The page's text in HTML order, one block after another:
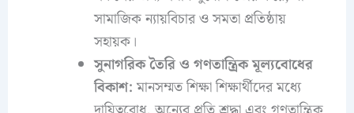
সামাজিক ন্যায়বিচার ও সমতা প্রতিষ্ঠায়
সহায়ক।
সুনাগরিক তৈরি ও গণতান্ত্রিক মূল্যবোধের
বিকাশ: মানসম্মত শিক্ষা শিক্ষার্থীদের মধ্যে